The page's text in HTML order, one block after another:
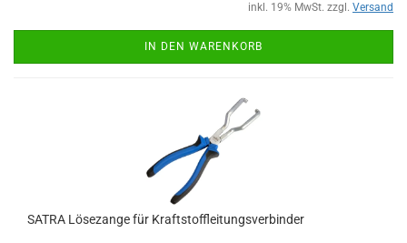
inkl. 19% MwSt. zzgl. Versand
IN DEN WARENKORB
SATRA Lösezange für Kraftstoffleitungsverbinder